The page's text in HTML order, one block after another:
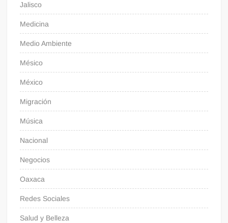
Jalisco
Medicina
Medio Ambiente
Mésico
México
Migración
Música
Nacional
Negocios
Oaxaca
Redes Sociales
Salud y Belleza